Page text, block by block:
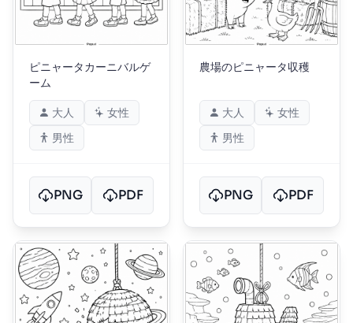
ピニャータカーニバルゲ
ーム
大人
女性
男性
PNG PDF
農場のピニャータ収穫
大人
女性
男性
PNG PDF